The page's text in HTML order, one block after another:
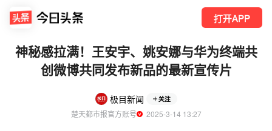
打开APP
神秘感拉满！王安宇、姚安娜与华为终端共
创微博共同发布新品的最新宣传片
极目新闻 关注
楚天都市报官方账号
  2025-3-14 13:27